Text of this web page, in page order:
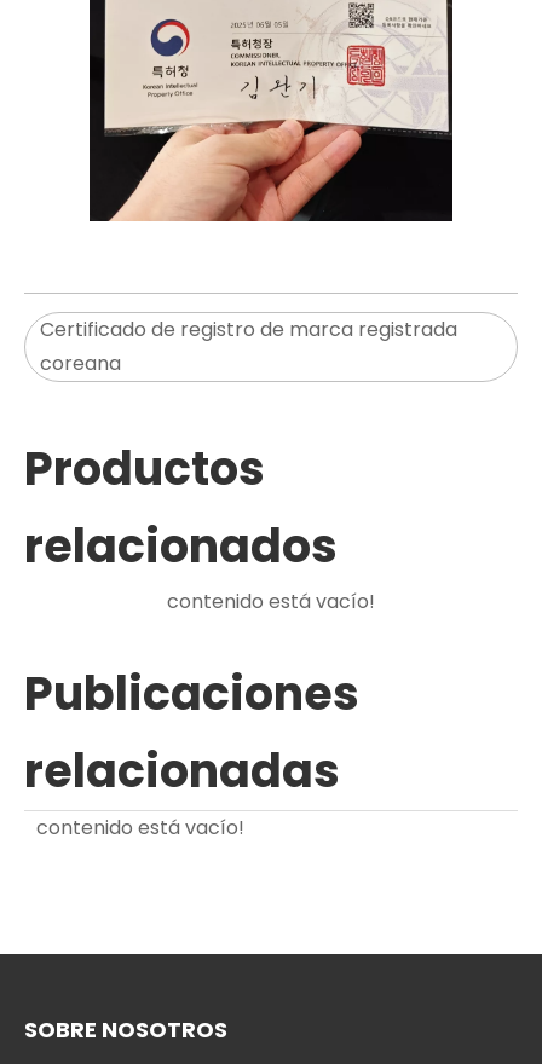
Certificado de registro de marca registrada
coreana
Productos
relacionados
contenido está vacío!
Publicaciones
relacionadas
contenido está vacío!
SOBRE NOSOTROS